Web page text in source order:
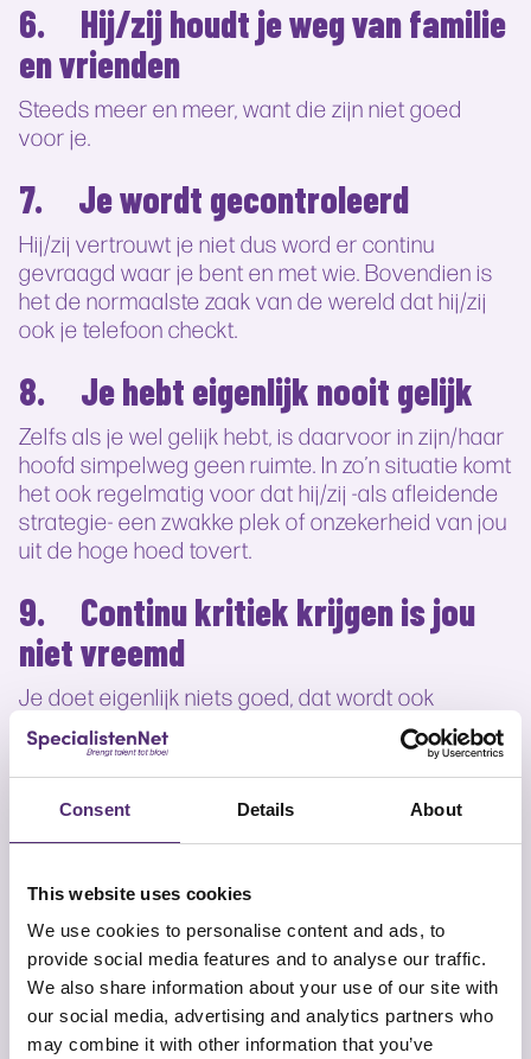
Consent Details About
This website uses cookies
We use cookies to personalise content and ads, to
provide social media features and to analyse our traffic.
We also share information about your use of our site with
our social media, advertising and analytics partners who
may combine it with other information that you’ve
6. Hij/zij houdt je weg van familie
en vrienden
Steeds meer en meer, want die zijn niet goed
voor je.
7. Je wordt gecontroleerd
Hij/zij vertrouwt je niet dus word er continu
gevraagd waar je bent en met wie. Bovendien is
het de normaalste zaak van de wereld dat hij/zij
ook je telefoon checkt.
8. Je hebt eigenlijk nooit gelijk
Zelfs als je wel gelijk hebt, is daarvoor in zijn/haar
hoofd simpelweg geen ruimte. In zo’n situatie komt
het ook regelmatig voor dat hij/zij -als afleidende
strategie- een zwakke plek of onzekerheid van jou
uit de hoge hoed tovert.
9. Continu kritiek krijgen is jou
niet vreemd
Je doet eigenlijk niets goed, dat wordt ook
publiekelijk geuit. En dat terwijl goedkeuring van
hem/haar datgene is waar jij het meest naar
verlangd.
10. Je durft zelf geen beslissingen
meer te nemen
Je bent aan jezelf en je eigen kunnen gaan
twijfelen en leunt eigenlijk volledig op de ander.
Dan kan je tenminste niets fout doen en voelt de
ander zich ook prettig.
Komen minimaal 3 van deze punten je enigszins